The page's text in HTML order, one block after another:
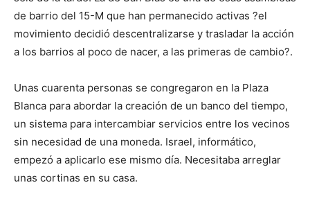
de barrio del 15-M que han permanecido activas ?el
movimiento decidió descentralizarse y trasladar la acción
a los barrios al poco de nacer, a las primeras de cambio?.
Unas cuarenta personas se congregaron en la Plaza
Blanca para abordar la creación de un banco del tiempo,
un sistema para intercambiar servicios entre los vecinos
sin necesidad de una moneda. Israel, informático,
empezó a aplicarlo ese mismo día. Necesitaba arreglar
unas cortinas en su casa.